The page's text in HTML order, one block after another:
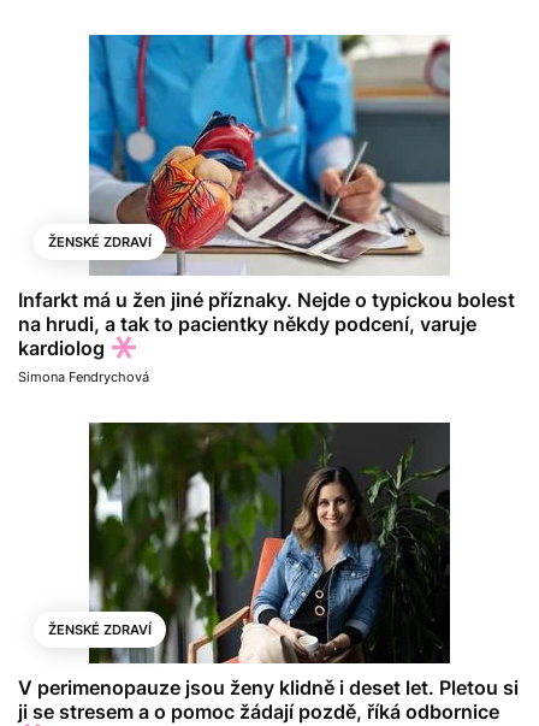
ŽENSKÉ ZDRAVÍ
Infarkt má u žen jiné příznaky. Nejde o typickou bolest
na hrudi, a tak to pacientky někdy podcení, varuje
kardiolog
Simona Fendrychová
ŽENSKÉ ZDRAVÍ
V perimenopauze jsou ženy klidně i deset let. Pletou si
ji se stresem a o pomoc žádají pozdě, říká odbornice